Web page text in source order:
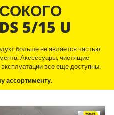
5/15 U
больше не является частью
Аксессуары, чистящие
все еще доступны.
ассортименту.